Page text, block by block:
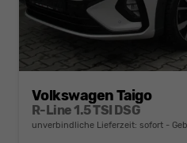
Volkswagen Taigo
R-Line 1.5 TSI DSG
unverbindliche Lieferzeit: sofort